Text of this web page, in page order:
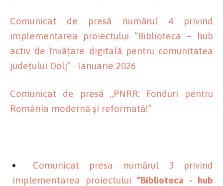
Comunicat de presă numărul 4 privind
implementarea proiectului “Biblioteca – hub
activ de învățare digitală pentru comunitatea
județului Dolj” - Ianuarie 2026
Comunicat de presă ,,PNRR: Fonduri pentru
România modernă și reformată!”
Comunicat presa numărul 3 privind
implementarea proiectului “Biblioteca - hub